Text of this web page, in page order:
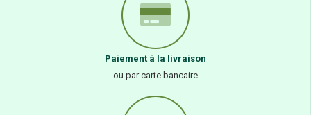
Paiement à la livraison
ou par carte bancaire